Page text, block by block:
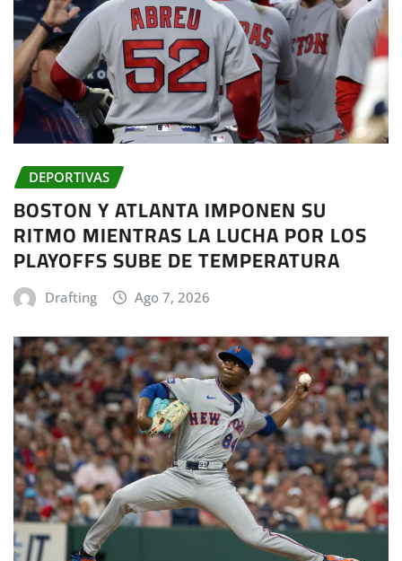
DEPORTIVAS
BOSTON Y ATLANTA IMPONEN SU
RITMO MIENTRAS LA LUCHA POR LOS
PLAYOFFS SUBE DE TEMPERATURA
Drafting Ago 7, 2026